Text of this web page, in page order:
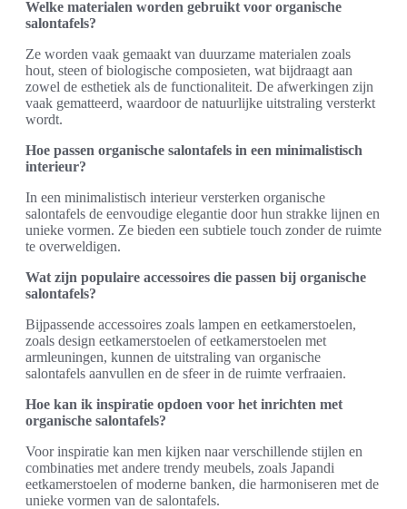
Welke materialen worden gebruikt voor organische
salontafels?
Ze worden vaak gemaakt van duurzame materialen zoals
hout, steen of biologische composieten, wat bijdraagt aan
zowel de esthetiek als de functionaliteit. De afwerkingen zijn
vaak gematteerd, waardoor de natuurlijke uitstraling versterkt
wordt.
Hoe passen organische salontafels in een minimalistisch
interieur?
In een minimalistisch interieur versterken organische
salontafels de eenvoudige elegantie door hun strakke lijnen en
unieke vormen. Ze bieden een subtiele touch zonder de ruimte
te overweldigen.
Wat zijn populaire accessoires die passen bij organische
salontafels?
Bijpassende accessoires zoals lampen en eetkamerstoelen,
zoals design eetkamerstoelen of eetkamerstoelen met
armleuningen, kunnen de uitstraling van organische
salontafels aanvullen en de sfeer in de ruimte verfraaien.
Hoe kan ik inspiratie opdoen voor het inrichten met
organische salontafels?
Voor inspiratie kan men kijken naar verschillende stijlen en
combinaties met andere trendy meubels, zoals Japandi
eetkamerstoelen of moderne banken, die harmoniseren met de
unieke vormen van de salontafels.